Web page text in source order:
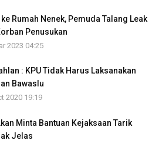
Rumah Nenek, Pemuda Talang Leak
Penusukan
2023 04:25
: KPU Tidak Harus Laksanakan
Bawaslu
2020 19:19
Minta Bantuan Kejaksaan Tarik
Jelas